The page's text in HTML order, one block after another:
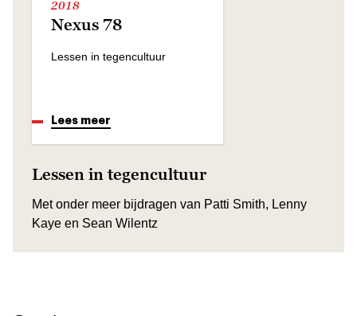
2018
Nexus 78
Lessen in tegencultuur
Lees meer
Lessen in tegencultuur
Met onder meer bijdragen van Patti Smith, Lenny
Kaye en Sean Wilentz